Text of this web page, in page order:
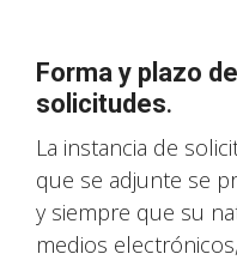
Forma y plazo
solicitudes.
La instancia de
que se adjunte se
y siempre que su
medios